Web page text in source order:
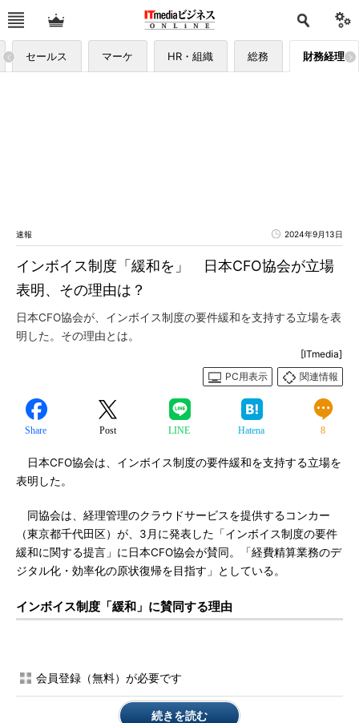
セールス マーケ HR・組織 総務 財務経理
速報 2024年9月13日
インボイス制度「緩和を」 日本CFO協会が立場
表明、その理由は？
日本CFO協会が、インボイス制度の要件緩和を支持する立場を表
明した。その理由とは。
[ITmedia]
PC用表示
関連情報
Share Post LINE Hatena 8
日本CFO協会は、インボイス制度の要件緩和を支持する立場を
表明した。
同協会は、経理管理のクラウドサービスを提供するコンカー
（東京都千代田区）が、3月に発表した「インボイス制度の要件
緩和に関する提言」に日本CFO協会が賛同。「経費精算業務のデ
ジタル化・効率化の原状復帰を目指す」としている。
インボイス制度「緩和」に賛同する理由
会員登録（無料）が必要です
続きを読む